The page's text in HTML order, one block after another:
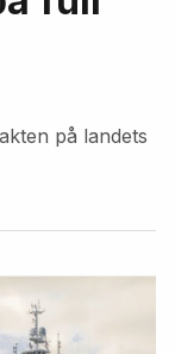
på landets